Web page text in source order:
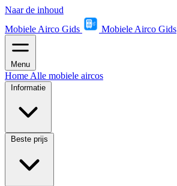
Naar de inhoud
Mobiele Airco Gids
Mobiele Airco Gids
Menu
Home Alle mobiele aircos
Informatie
Beste prijs